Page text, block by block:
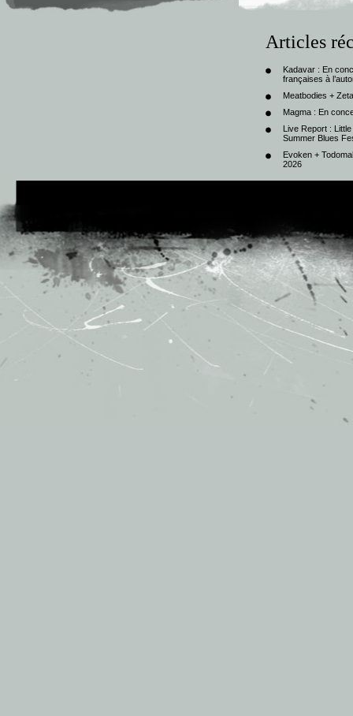
Articles
Kadavar : En
françaises à
Meatbodies +
Magma : En
Live Report :
Summer Blues
Evoken +
2026